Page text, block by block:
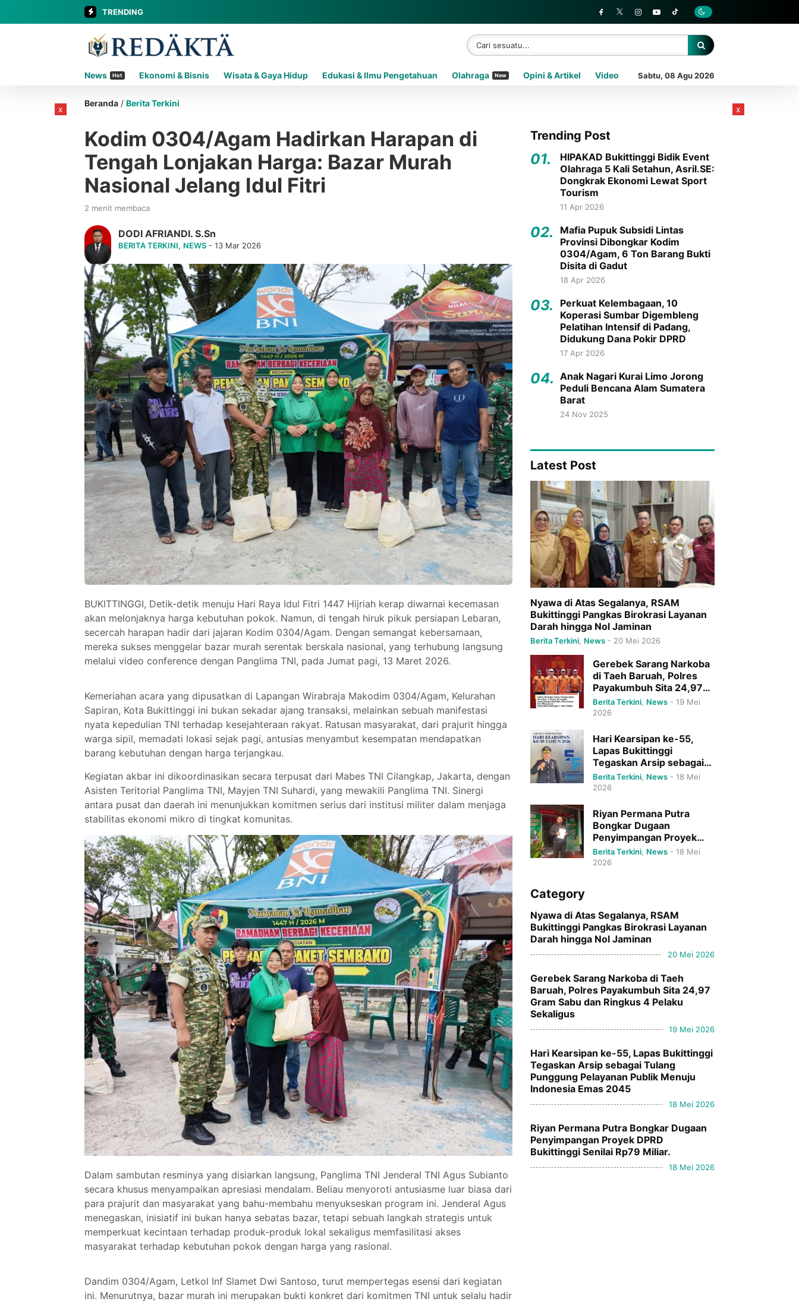
TRENDING
News Hot Ekonomi & Bisnis Wisata & Gaya Hidup Edukasi & Ilmu Pengetahuan Olahraga New Opini & Artikel Video Sabtu, 08 Agu 2026
Beranda / Berita Terkini
Kodim 0304/Agam Hadirkan Harapan di
Tengah Lonjakan Harga: Bazar Murah
Nasional Jelang Idul Fitri
2 menit membaca
DODI AFRIANDI. S.Sn
BERITA TERKINI, NEWS - 13 Mar 2026
BUKITTINGGI, Detik-detik menuju Hari Raya Idul Fitri 1447 Hijriah kerap diwarnai kecemasan
akan melonjaknya harga kebutuhan pokok. Namun, di tengah hiruk pikuk persiapan Lebaran,
secercah harapan hadir dari jajaran Kodim 0304/Agam. Dengan semangat kebersamaan,
mereka sukses menggelar bazar murah serentak berskala nasional, yang terhubung langsung
melalui video conference dengan Panglima TNI, pada Jumat pagi, 13 Maret 2026.
Kemeriahan acara yang dipusatkan di Lapangan Wirabraja Makodim 0304/Agam, Kelurahan
Sapiran, Kota Bukittinggi ini bukan sekadar ajang transaksi, melainkan sebuah manifestasi
nyata kepedulian TNI terhadap kesejahteraan rakyat. Ratusan masyarakat, dari prajurit hingga
warga sipil, memadati lokasi sejak pagi, antusias menyambut kesempatan mendapatkan
barang kebutuhan dengan harga terjangkau.
Kegiatan akbar ini dikoordinasikan secara terpusat dari Mabes TNI Cilangkap, Jakarta, dengan
Asisten Teritorial Panglima TNI, Mayjen TNI Suhardi, yang mewakili Panglima TNI. Sinergi
antara pusat dan daerah ini menunjukkan komitmen serius dari institusi militer dalam menjaga
stabilitas ekonomi mikro di tingkat komunitas.
Dalam sambutan resminya yang disiarkan langsung, Panglima TNI Jenderal TNI Agus Subianto
secara khusus menyampaikan apresiasi mendalam. Beliau menyoroti antusiasme luar biasa dari
para prajurit dan masyarakat yang bahu-membahu menyukseskan program ini. Jenderal Agus
menegaskan, inisiatif ini bukan hanya sebatas bazar, tetapi sebuah langkah strategis untuk
memperkuat kecintaan terhadap produk-produk lokal sekaligus memfasilitasi akses
masyarakat terhadap kebutuhan pokok dengan harga yang rasional.
Dandim 0304/Agam, Letkol Inf Slamet Dwi Santoso, turut mempertegas esensi dari kegiatan
ini. Menurutnya, bazar murah ini merupakan bukti konkret dari komitmen TNI untuk selalu hadir
Trending Post
01.
HIPAKAD Bukittinggi Bidik Event
Olahraga 5 Kali Setahun, Asril.SE:
Dongkrak Ekonomi Lewat Sport
Tourism
11 Apr 2026
02.
Mafia Pupuk Subsidi Lintas
Provinsi Dibongkar Kodim
0304/Agam, 6 Ton Barang Bukti
Disita di Gadut
18 Apr 2026
03.
Perkuat Kelembagaan, 10
Koperasi Sumbar Digembleng
Pelatihan Intensif di Padang,
Didukung Dana Pokir DPRD
17 Apr 2026
04. Anak Nagari Kurai Limo Jorong
Peduli Bencana Alam Sumatera
Barat
24 Nov 2025
Latest Post
Nyawa di Atas Segalanya, RSAM
Bukittinggi Pangkas Birokrasi Layanan
Darah hingga Nol Jaminan
Berita Terkini News - 20 Mei 2026
Gerebek Sarang Narkoba
di Taeh Baruah, Polres
Payakumbuh Sita 24,97
Gram Sabu dan Ringkus 4
Pelaku Sekaligus
Berita Terkini News - 19 Mei
2026
Hari Kearsipan ke-55,
Lapas Bukittinggi
Tegaskan Arsip sebagai
Tulang Punggung
Pelayanan Publik Menuju
Berita Terkini News - 18 Mei
2026
Riyan Permana Putra
Bongkar Dugaan
Penyimpangan Proyek
DPRD Bukittinggi Senilai
Rp79 Miliar.
Berita Terkini News - 18 Mei
2026
Category
Nyawa di Atas Segalanya, RSAM
Bukittinggi Pangkas Birokrasi Layanan
Darah hingga Nol Jaminan
20 Mei 2026
Gerebek Sarang Narkoba di Taeh
Baruah, Polres Payakumbuh Sita 24,97
Gram Sabu dan Ringkus 4 Pelaku
Sekaligus
19 Mei 2026
Hari Kearsipan ke-55, Lapas Bukittinggi
Tegaskan Arsip sebagai Tulang
Punggung Pelayanan Publik Menuju
Indonesia Emas 2045
18 Mei 2026
Riyan Permana Putra Bongkar Dugaan
Penyimpangan Proyek DPRD
Bukittinggi Senilai Rp79 Miliar.
18 Mei 2026
x x